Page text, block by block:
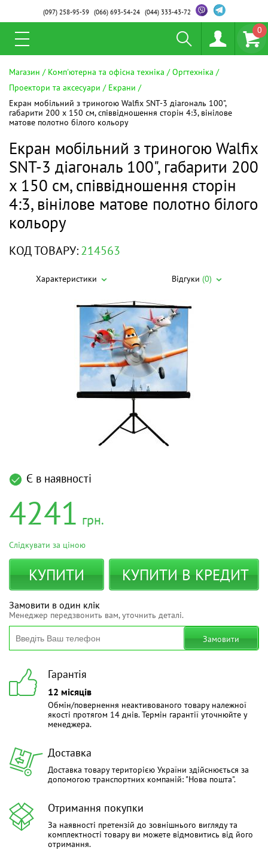
(097)258-95-59 (066)693-54-24 (044)333-43-72
0
Магазин Комп'ютерна та офісна техніка
Оргтехніка
Проектори та аксесуари
Екрани
Екран мобільний з триногою Walfix SNT-3 діагональ 100",
габарити 200 х 150 см, співвідношення сторін 4:3, вінілове
матове полотно білого кольору
Екран мобільний з триногою Walfix
SNT-3 діагональ 100", габарити 200
х 150 см, співвідношення сторін
4:3, вінілове матове полотно білого
кольору
КОД ТОВАРУ:214563
Характеристики Відгуки (0)
Є в наявності
4241 грн.
Слідкувати за ціною
КУПИТИ КУПИТИ В КРЕДИТ
Замовити в один клік
Менеджер передзвонить вам, уточнить деталі.
Замовити
Гарантія
12 місяців
Обмін/повернення неактивованого товару належної
якості протягом 14 днів. Термін гарантії уточнюйте у
менеджера.
Доставка
Доставка товару територією України здійснюється за
допомогою транспортних компаній: "Нова пошта".
Отримання покупки
За наявності претензій до зовнішнього вигляду та
комплектності товару ви можете відмовитись від його
отримання.